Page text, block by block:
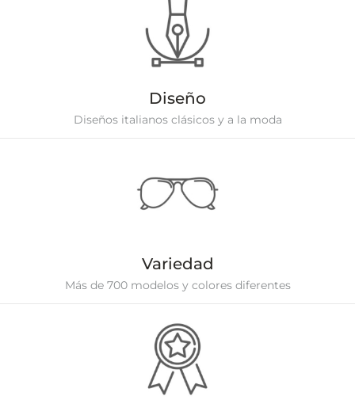
Diseño
Diseños italianos clásicos y a la moda
Variedad
Más de 700 modelos y colores diferentes